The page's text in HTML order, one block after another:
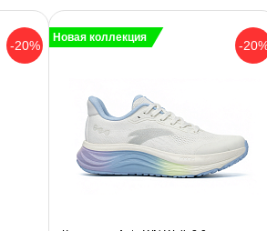
-20% -
Новая коллекция